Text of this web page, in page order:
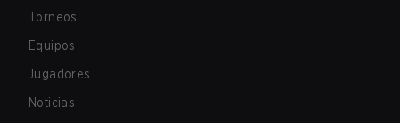
Torneos
Equipos
Jugadores
Noticias